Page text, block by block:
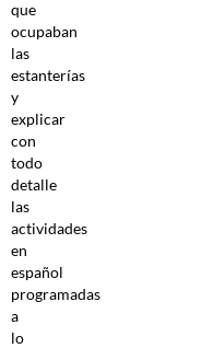
que
ocupaban
las
estanterías
y
explicar
con
todo
detalle
las
actividades
en
español
programadas
a
lo